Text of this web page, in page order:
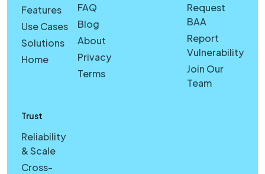
Features
Use Cases
Solutions
Home
FAQ
Blog
About
Privacy
Terms
Trust
Reliability
& Scale
Cross-
Request
BAA
Report
Vulnerability
Join Our
Team